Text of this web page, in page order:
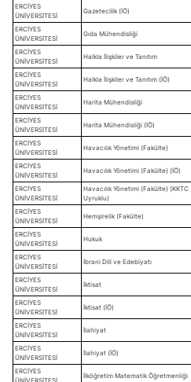
ERCİYES
ÜNİVERSİTESİ
Gazetecilik (İÖ)
ERCİYES
ÜNİVERSİTESİ
Gıda Mühendisliği
ERCİYES
ÜNİVERSİTESİ
Halkla İlişkiler ve Tanıtım
ERCİYES
ÜNİVERSİTESİ
Halkla İlişkiler ve Tanıtım (İÖ)
ERCİYES
ÜNİVERSİTESİ
Harita Mühendisliği
ERCİYES
ÜNİVERSİTESİ
Harita Mühendisliği (İÖ)
ERCİYES
ÜNİVERSİTESİ
Havacılık Yönetimi (Fakülte)
ERCİYES
ÜNİVERSİTESİ
Havacılık Yönetimi (Fakülte) (İÖ)
ERCİYES
ÜNİVERSİTESİ
Havacılık Yönetimi (Fakülte) (KKTC
Uyruklu)
ERCİYES
ÜNİVERSİTESİ
Hemşirelik (Fakülte)
ERCİYES
ÜNİVERSİTESİ
Hukuk
ERCİYES
ÜNİVERSİTESİ
İbrani Dili ve Edebiyatı
ERCİYES
ÜNİVERSİTESİ
İktisat
ERCİYES
ÜNİVERSİTESİ
İktisat (İÖ)
ERCİYES
ÜNİVERSİTESİ
İlahiyat
ERCİYES
ÜNİVERSİTESİ
İlahiyat (İÖ)
ERCİYES
ÜNİVERSİTESİ
İlköğretim Matematik Öğretmenliği